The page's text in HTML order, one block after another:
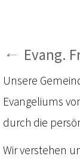
Evang.
Unsere
Evangeliums
durch die
Wir verstehen